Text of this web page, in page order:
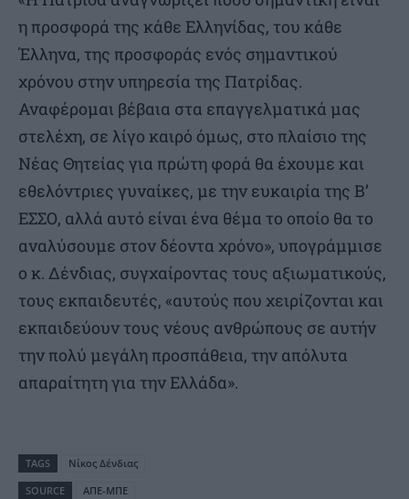
η προσφορά της κάθε Ελληνίδας, του κάθε
Έλληνα, της προσφοράς ενός σημαντικού
χρόνου στην υπηρεσία της Πατρίδας.
Αναφέρομαι βέβαια στα επαγγελματικά μας
στελέχη, σε λίγο καιρό όμως, στο πλαίσιο της
Νέας Θητείας για πρώτη φορά θα έχουμε και
εθελόντριες γυναίκες, με την ευκαιρία της Β’
ΕΣΣΟ, αλλά αυτό είναι ένα θέμα το οποίο θα το
αναλύσουμε στον δέοντα χρόνο», υπογράμμισε
ο κ. Δένδιας, συγχαίροντας τους αξιωματικούς,
τους εκπαιδευτές, «αυτούς που χειρίζονται και
εκπαιδεύουν τους νέους ανθρώπους σε αυτήν
την πολύ μεγάλη προσπάθεια, την απόλυτα
απαραίτητη για την Ελλάδα».
TAGS
Nίκος Δένδιας
SOURCE
ΑΠΕ-ΜΠΕ